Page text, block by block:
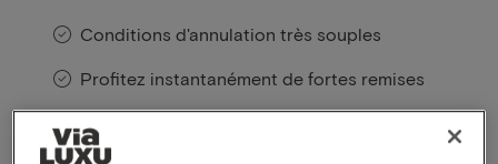
Conditions d'annulation très souples
Profitez instantanément de fortes remises
Les membres VIP bénéficient d'offres
spéciales